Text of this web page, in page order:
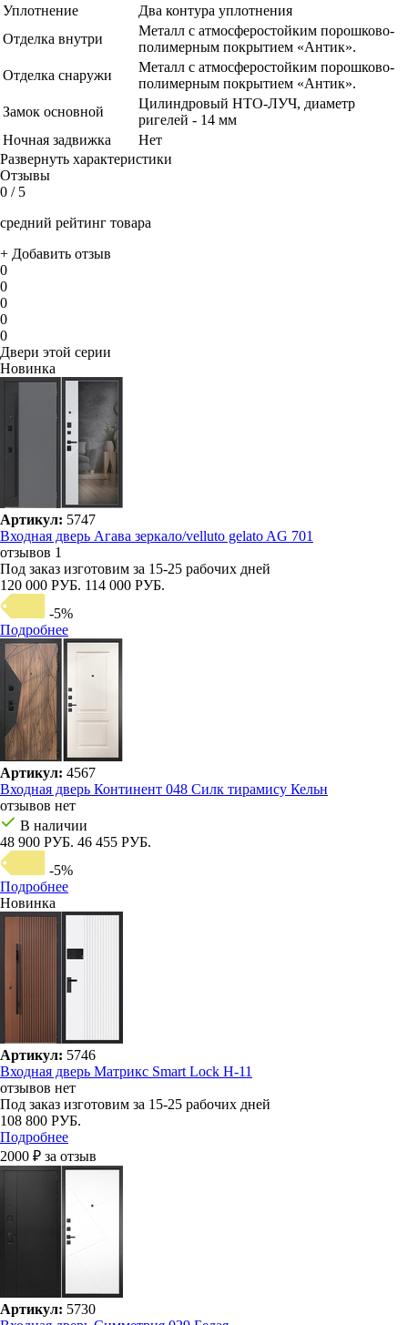
Уплотнение
Два контура уплотнения
Отделка внутри
Металл с атмосферостойким порошково-
полимерным покрытием «Антик».
Отделка снаружи
Металл с атмосферостойким порошково-
полимерным покрытием «Антик».
Замок основной
Цилиндровый НТО-ЛУЧ, диаметр
ригелей - 14 мм
Ночная задвижка
Нет
Развернуть характеристики
Отзывы
0 / 5
средний рейтинг товара
+ Добавить отзыв
0
0
0
0
0
Двери этой серии
Новинка
Артикул: 5747
Входная дверь Агава зеркало/velluto gelato AG 701
отзывов 1
Под заказ изготовим за 15-25 рабочих дней
120 000 РУБ. 114 000 РУБ.
-5%
Подробнее
Артикул: 4567
Входная дверь Континент 048 Силк тирамису Кельн
отзывов нет
В наличии
48 900 РУБ. 46 455 РУБ.
-5%
Подробнее
Новинка
Артикул: 5746
Входная дверь Матрикс Smart Lock H-11
отзывов нет
Под заказ изготовим за 15-25 рабочих дней
108 800 РУБ.
Подробнее
2000 ₽ за отзыв
Артикул: 5730